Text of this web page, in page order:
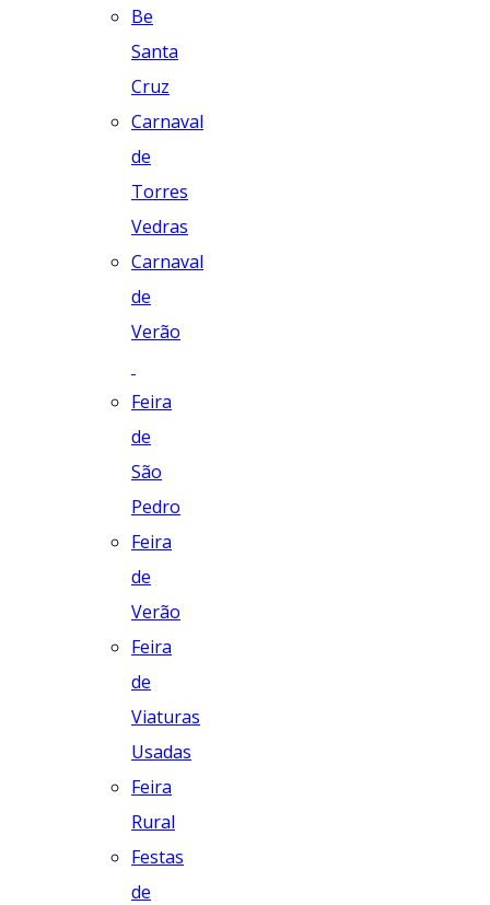
Be
Santa
Cruz
Carnaval
de
Torres
Vedras
Carnaval
de
Verão
Feira
de
São
Pedro
Feira
de
Verão
Feira
de
Viaturas
Usadas
Feira
Rural
Festas
de